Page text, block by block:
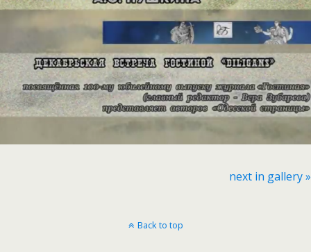
next in gallery »
Back to top